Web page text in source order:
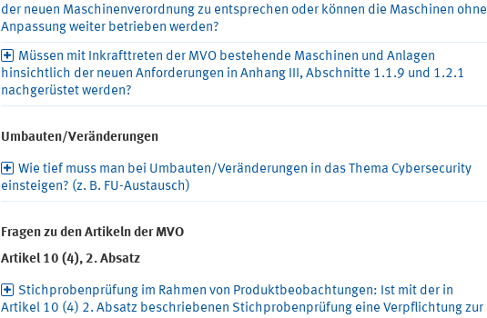
der neuen Maschinenverordnung zu entsprechen oder können die Maschinen ohne
Anpassung weiter betrieben werden?
Müssen mit Inkrafttreten der MVO bestehende Maschinen und Anlagen
hinsichtlich der neuen Anforderungen in Anhang III, Abschnitte 1.1.9 und 1.2.1
nachgerüstet werden?
Umbauten/Veränderungen
Wie tief muss man bei Umbauten/Veränderungen in das Thema Cybersecurity
einsteigen? (z. B. FU-Austausch)
Fragen zu den Artikeln der MVO
Artikel 10 (4), 2. Absatz
Stichprobenprüfung im Rahmen von Produktbeobachtungen: Ist mit der in
Artikel 10 (4) 2. Absatz beschriebenen Stichprobenprüfung eine Verpflichtung zur